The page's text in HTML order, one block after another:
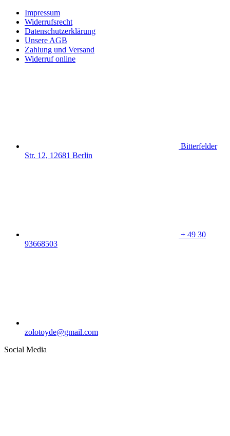
Impressum
Widerrufsrecht
Datenschutzerklärung
Unsere AGB
Zahlung und Versand
Widerruf online
Bitterfelder
Str. 12, 12681 Berlin
+ 49 30
93668503
zolotoyde@gmail.com
Social Media